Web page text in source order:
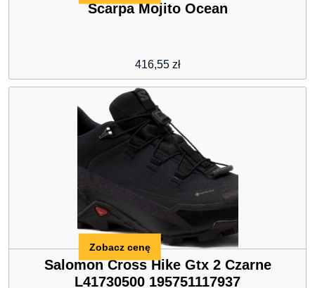
Scarpa Mojito Ocean
416,55 zł
Salomon Cross Hike Gtx 2 Czarne
L41730500 195751117937
Zobacz cenę